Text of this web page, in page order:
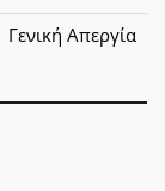
Απεργία